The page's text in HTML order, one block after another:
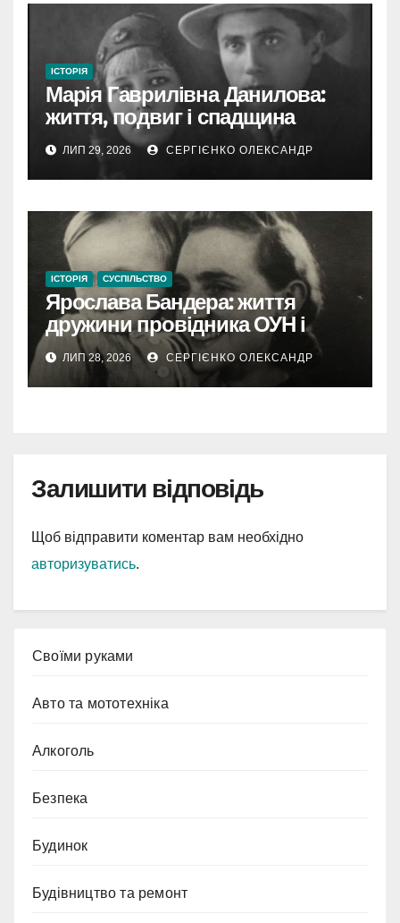
ІСТОРІЯ
Марія Гаврилівна Данилова:
життя, подвиг і спадщина
новомучениці
ЛИП 29, 2026 СЕРГІЄНКО ОЛЕКСАНДР
ІСТОРІЯ СУСПІЛЬСТВО
Ярослава Бандера: життя
дружини провідника ОУН і
самостійної діячки
ЛИП 28, 2026 СЕРГІЄНКО ОЛЕКСАНДР
Залишити відповідь
Щоб відправити коментар вам необхідно
авторизуватись.
Cвоїми руками
Авто та мототехніка
Алкоголь
Безпека
Будинок
Будівництво та ремонт